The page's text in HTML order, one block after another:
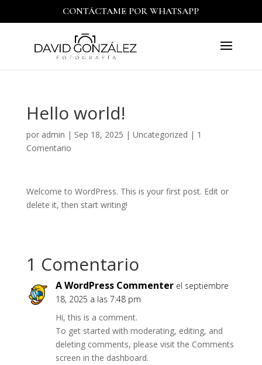
CONTÁCTAME POR WHATSAPP
Hello world!
por admin | Sep 18, 2025 | Uncategorized | 1
Comentario
Welcome to WordPress. This is your first post. Edit or
delete it, then start writing!
1 Comentario
A WordPress Commenter el septiembre
18, 2025 a las 7:48 pm
Hi, this is a comment.
To get started with moderating, editing, and
deleting comments, please visit the Comments
screen in the dashboard.